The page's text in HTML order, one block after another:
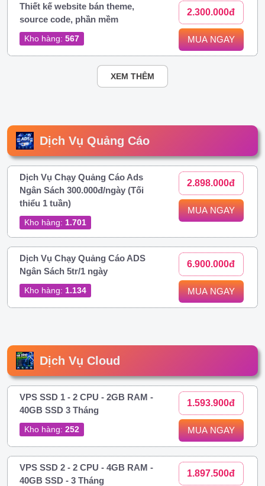
Thiết kế website bán theme,
source code, phần mềm
Kho hàng: 567
2.300.000đ
MUA NGAY
XEM THÊM
Dịch Vụ Quảng Cáo
Dịch Vụ Chạy Quảng Cáo Ads
Ngân Sách 300.000đ/ngày (Tối
thiểu 1 tuần)
Kho hàng: 1.701
2.898.000đ
MUA NGAY
Dịch Vụ Chạy Quảng Cáo ADS
Ngân Sách 5tr/1 ngày
Kho hàng: 1.134
6.900.000đ
MUA NGAY
Dịch Vụ Cloud
VPS SSD 1 - 2 CPU - 2GB RAM -
40GB SSD 3 Tháng
Kho hàng: 252
1.593.900đ
MUA NGAY
VPS SSD 2 - 2 CPU - 4GB RAM -
40GB SSD - 3 Tháng
1.897.500đ